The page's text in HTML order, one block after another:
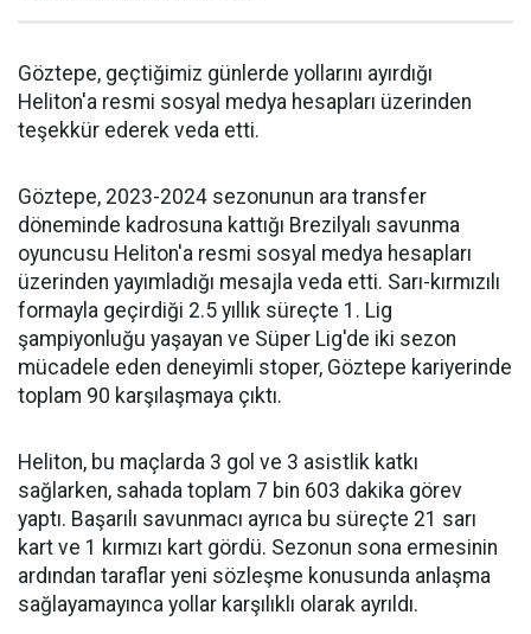
Göztepe, geçtiğimiz günlerde yollarını ayırdığı
Heliton'a resmi sosyal medya hesapları üzerinden
teşekkür ederek veda etti.
Göztepe, 2023-2024 sezonunun ara transfer
döneminde kadrosuna kattığı Brezilyalı savunma
oyuncusu Heliton'a resmi sosyal medya hesapları
üzerinden yayımladığı mesajla veda etti. Sarı-kırmızılı
formayla geçirdiği 2.5 yıllık süreçte 1. Lig
şampiyonluğu yaşayan ve Süper Lig'de iki sezon
mücadele eden deneyimli stoper, Göztepe kariyerinde
toplam 90 karşılaşmaya çıktı.
Heliton, bu maçlarda 3 gol ve 3 asistlik katkı
sağlarken, sahada toplam 7 bin 603 dakika görev
yaptı. Başarılı savunmacı ayrıca bu süreçte 21 sarı
kart ve 1 kırmızı kart gördü. Sezonun sona ermesinin
ardından taraflar yeni sözleşme konusunda anlaşma
sağlayamayınca yollar karşılıklı olarak ayrıldı.